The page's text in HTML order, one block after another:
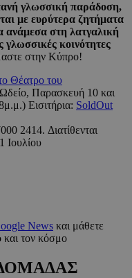
γλωσσική παράδοση,
με ευρύτερα ζητήματα
ανάμεσα στη λατγαλική
γλωσσικές κοινότητες
στην Κύπρο!
Θέατρο του
Παρασκευή 10 και
Εισιτήρια: SoldOut
2414. Διατίθενται
Ιουλίου
News και μάθετε
και τον κόσμο